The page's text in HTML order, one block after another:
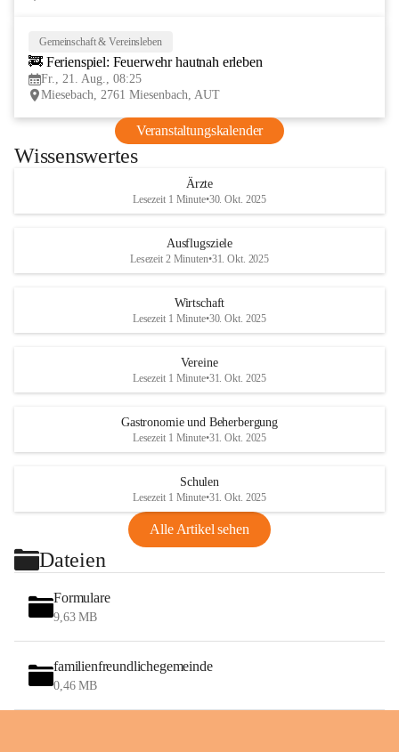
Gemeinschaft & Vereinsleben
🚒 Ferienspiel: Feuerwehr hautnah erleben
Fr., 21. Aug., 08:25
Miesebach, 2761 Miesenbach, AUT
Veranstaltungskalender
Wissenswertes
Ärzte
Lesezeit 1 Minute•30. Okt. 2025
Ausflugsziele
Lesezeit 2 Minuten•31. Okt. 2025
Wirtschaft
Lesezeit 1 Minute•30. Okt. 2025
Vereine
Lesezeit 1 Minute•31. Okt. 2025
Gastronomie und Beherbergung
Lesezeit 1 Minute•31. Okt. 2025
Schulen
Lesezeit 1 Minute•31. Okt. 2025
Alle Artikel sehen
Dateien
Formulare
9,63 MB
familienfreundlichegemeinde
0,46 MB